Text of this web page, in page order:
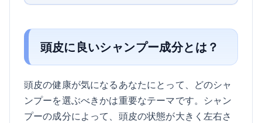
頭皮に良いシャンプー成分とは？
頭皮の健康が気になるあなたにとって、どのシャ
ンプーを選ぶべきかは重要なテーマです。シャン
プーの成分によって、頭皮の状態が大きく左右さ